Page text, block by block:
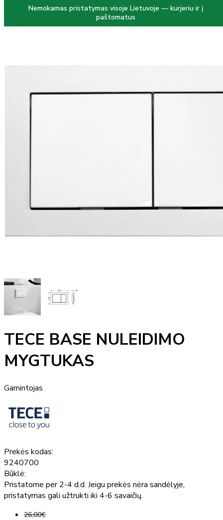
Nemokamas pristatymas visoje Lietuvoje — kurjeriu ir į
paštomatus
TECE BASE NULEIDIMO
MYGTUKAS
Gamintojas
Prekės kodas:
9240700
Būklė:
Pristatome per 2-4 d.d. Jeigu prekės nėra sandėlyje,
pristatymas gali užtrukti iki 4-6 savaičių.
26,00€